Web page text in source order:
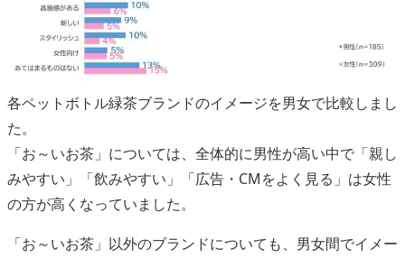
各ペットボトル緑茶ブランドのイメージを男女で比較しまし
た。
「お～いお茶」については、全体的に男性が高い中で「親し
みやすい」「飲みやすい」「広告・CMをよく見る」は女性
の方が高くなっていました。
「お～いお茶」以外のブランドについても、男女間でイメー